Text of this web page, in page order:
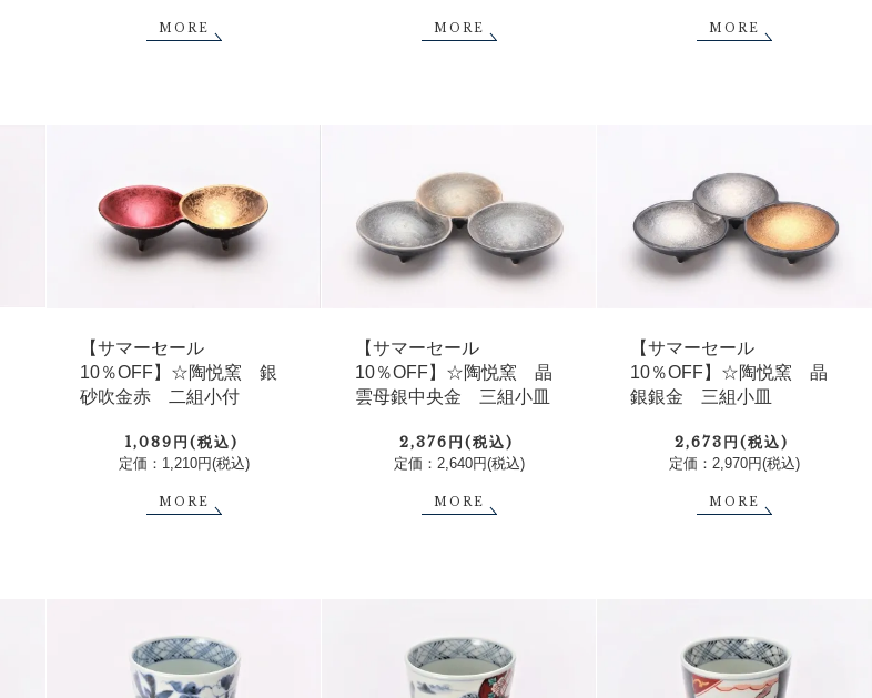
MORE MORE MORE
【サマーセール
10％OFF】☆陶悦窯 銀
砂吹金赤 二組小付
1,089円(税込)
定価：1,210円(税込)
MORE
【サマーセール
10％OFF】☆陶悦窯 晶
雲母銀中央金 三組小皿
2,376円(税込)
定価：2,640円(税込)
MORE
【サマーセール
10％OFF】☆陶悦窯 晶
銀銀金 三組小皿
2,673円(税込)
定価：2,970円(税込)
MORE